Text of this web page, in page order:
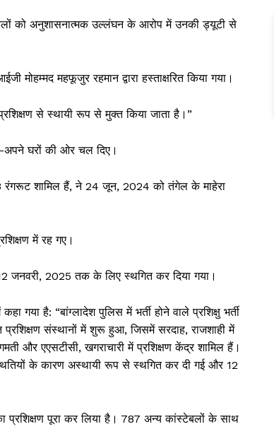
को अनुशासनात्मक उल्लंघन के आरोप में उनकी ड्यूटी से
महफूजुर रहमान द्वारा हस्ताक्षरित किया गया।
से स्थायी रूप से मुक्त किया जाता है।”
अपने घरों की ओर चल दिए।
रंगरूट शामिल हैं, ने 24 जून, 2024 को तंगेल के माहेरा
में रह गए।
जनवरी, 2025 तक के लिए स्थगित कर दिया गया।
गया है: “बांग्लादेश पुलिस में भर्ती होने वाले प्रशिक्षु भर्ती
संस्थानों में शुरू हुआ, जिसमें सरदाह, राजशाही में
और एएसटीसी, खगराचारी में प्रशिक्षण केंद्र शामिल हैं।
के कारण अस्थायी रूप से स्थगित कर दी गई और 12
प्रशिक्षण पूरा कर लिया है। 787 अन्य कांस्टेबलों के साथ